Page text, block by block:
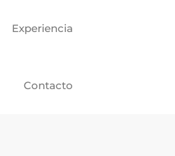
Experiencia
Contacto